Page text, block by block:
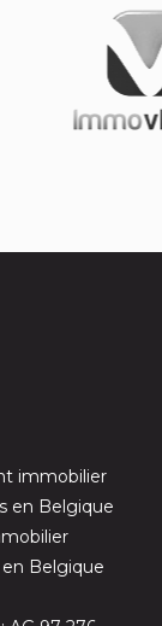
immobilier
en Belgique
en Belgique